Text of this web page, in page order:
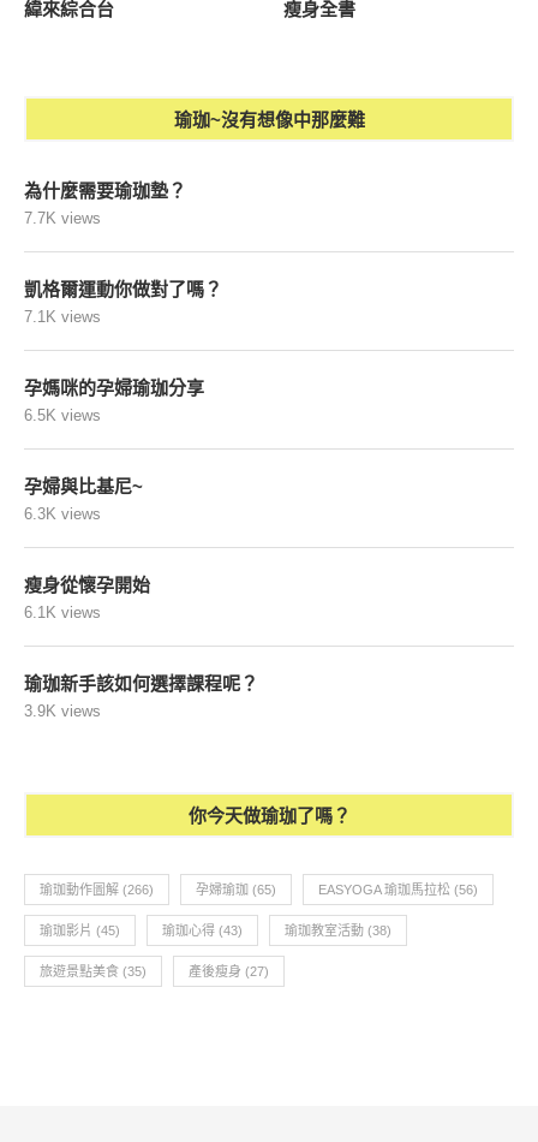
緯來綜合台
瘦身全書
瑜珈~沒有想像中那麼難
為什麼需要瑜珈墊？
7.7K views
凱格爾運動你做對了嗎？
7.1K views
孕媽咪的孕婦瑜珈分享
6.5K views
孕婦與比基尼~
6.3K views
瘦身從懷孕開始
6.1K views
瑜珈新手該如何選擇課程呢？
3.9K views
你今天做瑜珈了嗎？
瑜珈動作圖解 (266) 孕婦瑜珈 (65) EASYOGA 瑜珈馬拉松 (56)
瑜珈影片 (45) 瑜珈心得 (43) 瑜珈教室活動 (38)
旅遊景點美食 (35) 產後瘦身 (27)